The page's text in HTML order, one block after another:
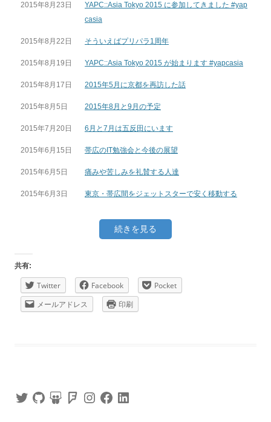
2015年8月23日
YAPC::Asia Tokyo 2015 に参加してきました #yap
casia
2015年8月22日 そういえばプリパラ1周年
2015年8月19日 YAPC::Asia Tokyo 2015 が始まります #yapcasia
2015年8月17日 2015年5月に京都を再訪した話
2015年8月5日 2015年8月と9月の予定
2015年7月20日 6月と7月は五反田にいます
2015年6月15日 帯広のIT勉強会と今後の展望
2015年6月5日 痛みや苦しみを礼賛する人達
2015年6月3日 東京・帯広間をジェットスターで安く移動する
続きを見る
共有:
Twitter Facebook
Pocket
メールアドレス
印刷
TwitterGitHubSlideShareFoursquare
InstagramFacebookLinkedIn